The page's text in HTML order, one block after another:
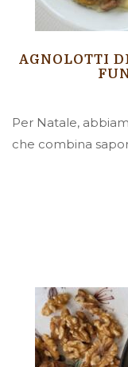
AGNOLOTTI
Per Natale,
che combina